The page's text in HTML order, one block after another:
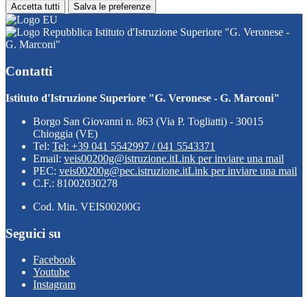
Accetta tutti Salva le preferenze
Istituto d'Istruzione Superiore "G. Veronese -
G. Marconi"
Contatti
Istituto d'Istruzione Superiore "G. Veronese - G. Marconi"
Borgo San Giovanni n. 863 (Via P. Togliatti) - 30015
Chioggia (VE)
Tel: Tel: +39 041 5542997 / 041 5543371
Email: veis00200g@istruzione.itLink per inviare una mail
PEC: veis00200g@pec.istruzione.itLink per inviare una mail
C.F.: 81002030278
Cod. Min. VEIS00200G
Seguici su
Facebook
Youtube
Instagram